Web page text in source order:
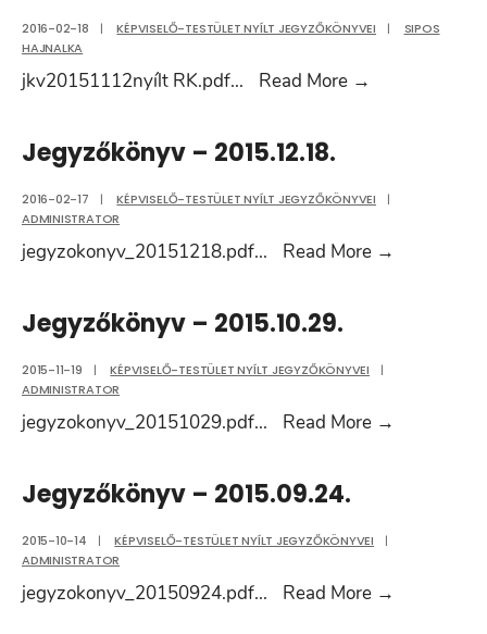
2016-02-18 | KÉPVISELŐ-TESTÜLET NYÍLT JEGYZŐKÖNYVEI |
SIPOS
HAJNALKA
jkv20151112nyílt RK.pdf... Read More →
Jegyzőkönyv – 2015.12.18.
2016-02-17 | KÉPVISELŐ-TESTÜLET NYÍLT JEGYZŐKÖNYVEI
|
ADMINISTRATOR
jegyzokonyv_20151218.pdf... Read More →
Jegyzőkönyv – 2015.10.29.
2015-11-19 | KÉPVISELŐ-TESTÜLET NYÍLT JEGYZŐKÖNYVEI
|
ADMINISTRATOR
jegyzokonyv_20151029.pdf... Read More →
Jegyzőkönyv – 2015.09.24.
2015-10-14 | KÉPVISELŐ-TESTÜLET NYÍLT JEGYZŐKÖNYVEI
|
ADMINISTRATOR
jegyzokonyv_20150924.pdf... Read More →